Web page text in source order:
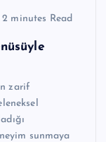
2 minutes Read
zarif
sunmaya